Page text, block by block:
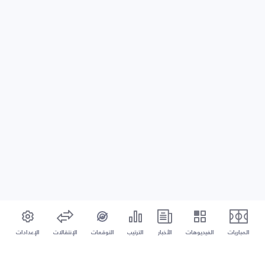
المباريات الفيديوهات الأخبار الترتيب التوقعات الإنتقالات الإعدادات